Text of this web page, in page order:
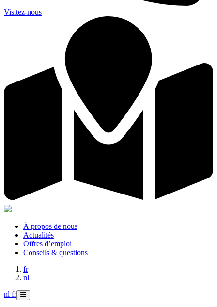
Visitez-nous
À propos de nous
Actualités
Offres d’emploi
Conseils & questions
fr
nl
nl fr